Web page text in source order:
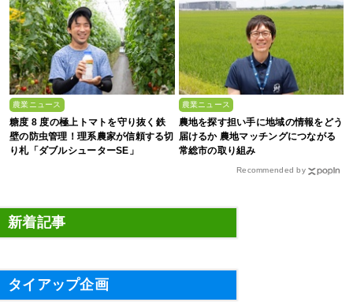
農業ニュース
糖度 8 度の極上トマトを守り抜く鉄
壁の防虫管理！理系農家が信頼する切
り札「ダブルシューターSE」
農業ニュース
農地を探す担い手に地域の情報をどう
届けるか 農地マッチングにつながる
常総市の取り組み
Recommended by
新着記事
タイアップ企画